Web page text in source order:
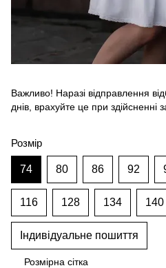
Важливо! Наразі відправлення
днів, врахуйте це при здійсненні
Розмір
74 80 86 92
116 128 134 140
Індивідуальне пошиття
Розмірна сітка